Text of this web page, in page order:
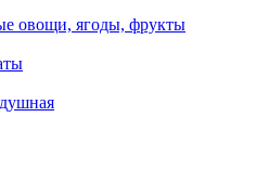
овощи, ягоды, фрукты